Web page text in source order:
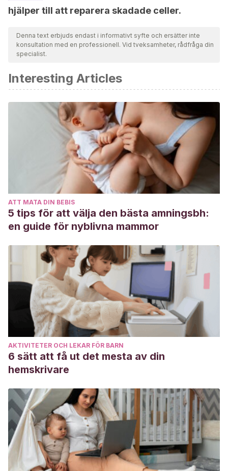
hjälper till att reparera skadade celler.
Denna text erbjuds endast i informativt syfte och ersätter inte
konsultation med en professionell. Vid tveksamheter, rådfråga din
specialist.
Interesting Articles
ATT MATA DIN BEBIS
5 tips för att välja den bästa amningsbh:
en guide för nyblivna mammor
AKTIVITETER OCH LEKAR FÖR BARN
6 sätt att få ut det mesta av din
hemskrivare